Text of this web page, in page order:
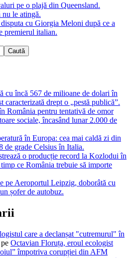
pe o plajă din Queensland.
nu le atingă.
cu Giorgia Meloni după ce a
premierul italian.
Caută
cu încă 567 de milioane de dolari în
caracterizată drept o „pestă publică”.
România pentru tentativă de omor
sociale, încasând lunar 2.000 de
în Europa: cea mai caldă zi din
de grade Celsius în Italia.
o producție record la Kozlodui în
ce România trebuie să importe
pe Aeroportul Leipzig, doborâtă cu
șofer de autobuz.
care a declanșat "cutremurul" în
pe Octavian Floruța, eroul ecologist
împotriva corupției din AFM